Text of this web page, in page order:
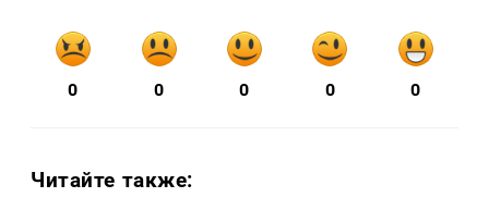
0 0 0 0 0
Читайте также: